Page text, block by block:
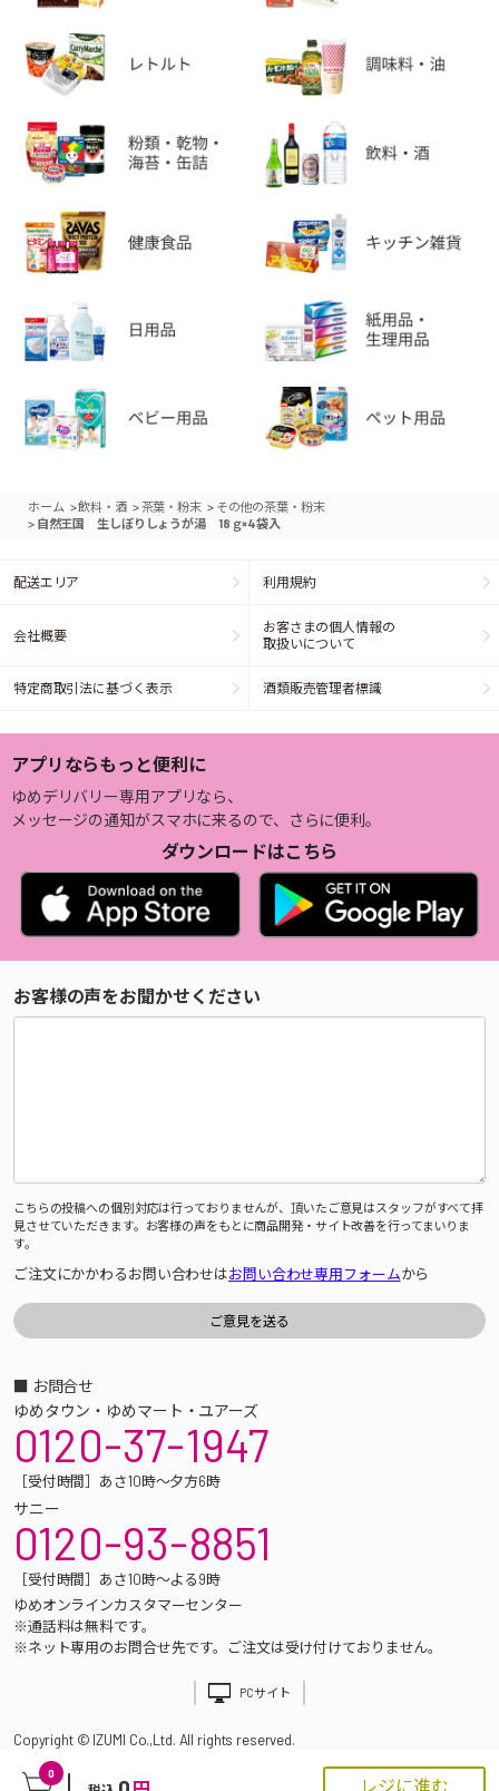
0
レジに進む
ホーム >飲料・酒 >茶葉・粉末 > その他の茶葉・粉末
> 自然王国 生しぼりしょうが湯 18ｇ×4袋入
配送エリア 利用規約
会社概要
お客さまの個人情報の
取扱いについて
特定商取引法に基づく表示 酒類販売管理者標識
アプリならもっと便利に
ゆめデリバリー専用アプリなら、
メッセージの通知がスマホに来るので、さらに便利。
ダウンロードはこちら
お客様の声をお聞かせください
こちらの投稿への個別対応は行っておりませんが、頂いたご意見はスタッフがすべて拝
見させていただきます。お客様の声をもとに商品開発・サイト改善を行ってまいりま
す。
ご注文にかかわるお問い合わせはお問い合わせ専用フォームから
■ お問合せ
ゆめタウン・ゆめマート・ユアーズ
0120-37-1947
［受付時間］あさ10時～夕方6時
サニー
0120-93-8851
［受付時間］あさ10時～よる9時
ゆめオンラインカスタマーセンター
※通話料は無料です。
※ネット専用のお問合せ先です。ご注文は受け付けておりません。
PCサイト
Copyright © IZUMI Co.,Ltd. All rights reserved.